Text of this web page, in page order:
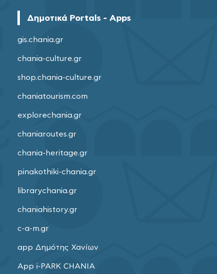
Δημοτικά Portals - Apps
gis.chania.gr
chania-culture.gr
shop.chania-culture.gr
chaniatourism.com
explorechania.gr
chaniaroutes.gr
chania-heritage.gr
pinakothiki-chania.gr
librarychania.gr
chaniahistory.gr
c-a-m.gr
app Δημότης Χανίων
App i-PARK CHANIA